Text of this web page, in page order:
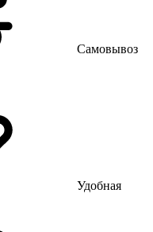
Самовывоз
Удобная